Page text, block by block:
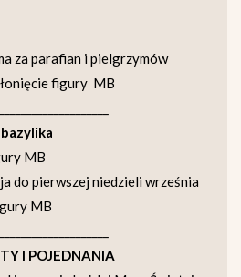
za parafian i pielgrzymów
figury MB
MB
do pierwszej niedzieli września
MB
I POJEDNANIA